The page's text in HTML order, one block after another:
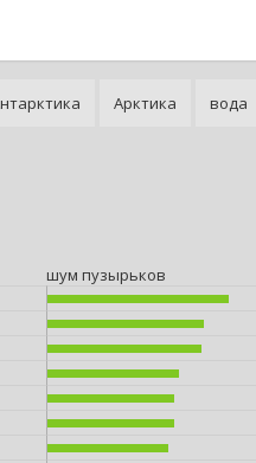
Арктика вода
шум пузырьков